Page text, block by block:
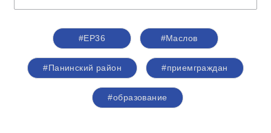
#ЕР36 #Маслов
#Панинский район #приемграждан
#образование